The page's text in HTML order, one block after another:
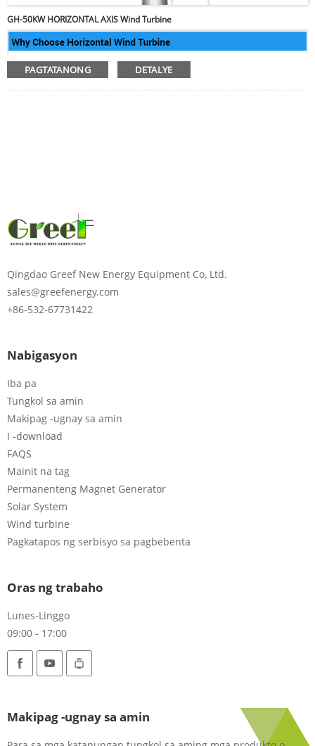
GH-50KW HORIZONTAL AXIS Wind Turbine
PAGTATANONG DETALYE
Qingdao Greef New Energy Equipment Co, Ltd.
sales@greefenergy.com
+86-532-67731422
Nabigasyon
Iba pa
Tungkol sa amin
Makipag -ugnay sa amin
I -download
FAQS
Mainit na tag
Permanenteng Magnet Generator
Solar System
Wind turbine
Pagkatapos ng serbisyo sa pagbebenta
Oras ng trabaho
Lunes-Linggo
09:00 - 17:00
Makipag -ugnay sa amin